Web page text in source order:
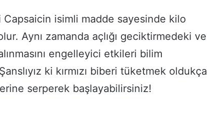
Capsaicin isimli madde sayesinde kilo
Aynı zamanda açlığı geciktirmedeki ve
engelleyici etkileri bilim
ki kırmızı biberi tüketmek oldukça
serperek başlayabilirsiniz!